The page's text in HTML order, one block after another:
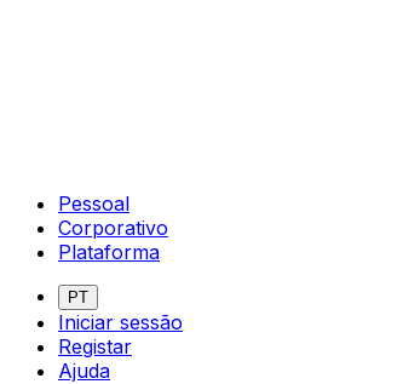
Pessoal
Corporativo
Plataforma
PT
Iniciar sessão
Registar
Ajuda